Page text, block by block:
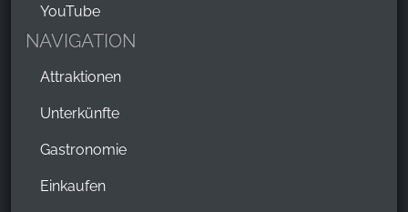
YouTube
NAVIGATION
Attraktionen
Unterkünfte
Gastronomie
Einkaufen